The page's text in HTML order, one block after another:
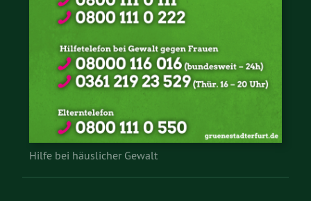
Hilfe bei häuslicher Gewalt